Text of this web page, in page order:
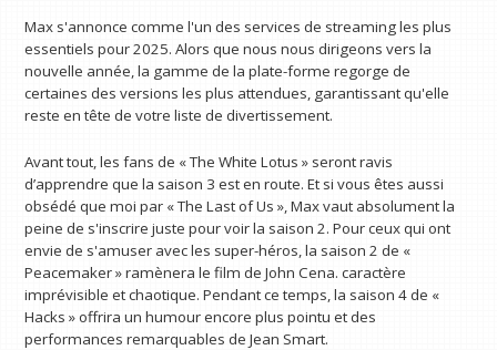
Max s'annonce comme l'un des services de streaming les plus
essentiels pour 2025. Alors que nous nous dirigeons vers la
nouvelle année, la gamme de la plate-forme regorge de
certaines des versions les plus attendues, garantissant qu'elle
reste en tête de votre liste de divertissement.
Avant tout, les fans de « The White Lotus » seront ravis
d’apprendre que la saison 3 est en route. Et si vous êtes aussi
obsédé que moi par « The Last of Us », Max vaut absolument la
peine de s'inscrire juste pour voir la saison 2. Pour ceux qui ont
envie de s'amuser avec les super-héros, la saison 2 de «
Peacemaker » ramènera le film de John Cena. caractère
imprévisible et chaotique. Pendant ce temps, la saison 4 de «
Hacks » offrira un humour encore plus pointu et des
performances remarquables de Jean Smart.